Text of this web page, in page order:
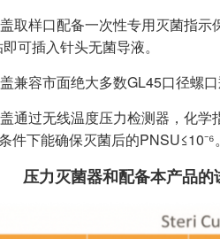
取样口配备一次性专用灭菌指
可插入针头无菌导液。
兼容市面绝大多数GL45口径螺
通过无线温度压力检测器，化学
下能确保灭菌后的PNSU≤10⁻⁶。
压力灭菌器和配备本产品